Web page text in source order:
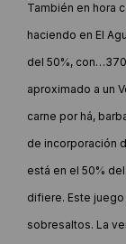
También en hora
haciendo en El
del 50%,
aproximado a un
carne por há,
de incorporación
está en el 50%
difiere. Este
sobresaltos. La